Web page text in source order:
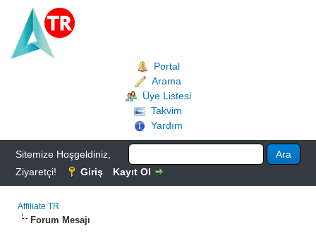
Portal
Arama
Üye Listesi
Takvim
Yardım
Sitemize Hoşgeldiniz,
Ziyaretçi!
Giriş Kayıt Ol
Affiliate TR
Forum Mesajı